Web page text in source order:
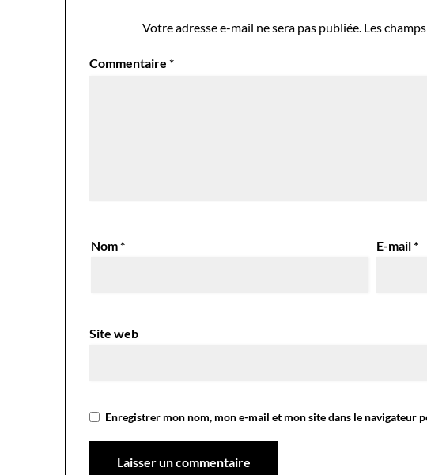
Votre adresse e-mail ne sera pas publiée. Les
Commentaire *
Nom* E-mail*
Site web
Enregistrer mon nom, mon e-mail et mon site dans le navigateur